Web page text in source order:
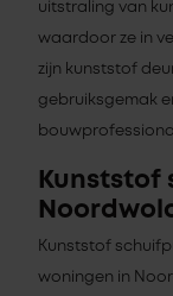
uitstraling van
waardoor ze in
zijn kunststof
gebruiksgemak
Kunststof
Kunststof
woningen in